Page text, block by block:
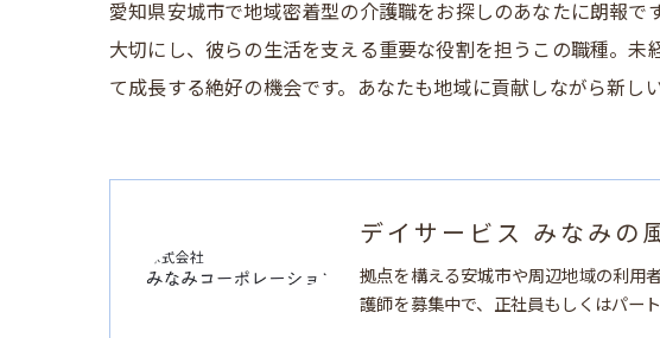
愛知県安城市で地域密着型の介護職をお探しのあなたに朗報
大切にし、彼らの生活を支える重要な役割を担うこの職種。
て成長する絶好の機会です。あなたも地域に貢献しながら新し
デイサービス みなみの
拠点を構える安城市や周辺地域の利用
護師を募集中で、正社員もしくはパー